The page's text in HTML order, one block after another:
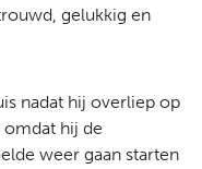
gelukkig en
nadat hij overliep op
hij de
weer gaan starten